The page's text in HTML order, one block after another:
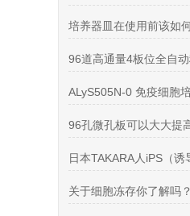
关于细胞冻存你了解吗？